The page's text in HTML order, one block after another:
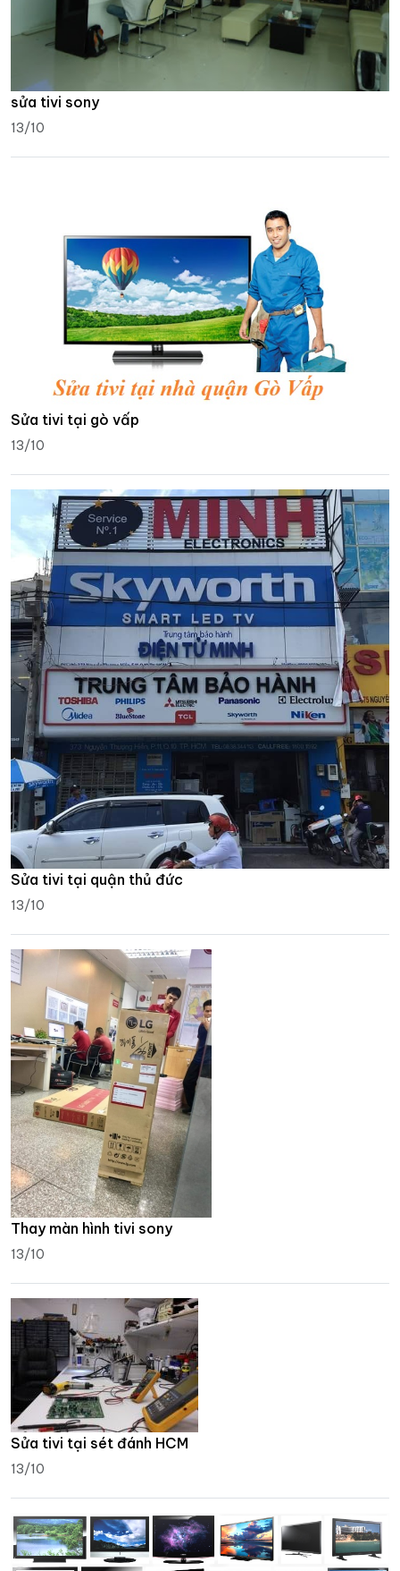
sửa tivi sony
13/10
Sửa tivi tại gò vấp
13/10
Sửa tivi tại quận thủ đức
13/10
Thay màn hình tivi sony
13/10
Sửa tivi tại sét đánh HCM
13/10